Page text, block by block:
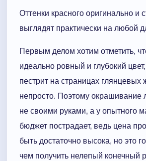
Оттенки красного оригинально и
выглядят практически на любой
Первым делом хотим отметить,
идеально ровный и глубокий
пестрит на страницах глянцевых
непросто. Поэтому окрашивание
не своими руками, а у опытного
бюджет пострадает, ведь цена
быть достаточно высока, но это
чем получить нелепый конечный